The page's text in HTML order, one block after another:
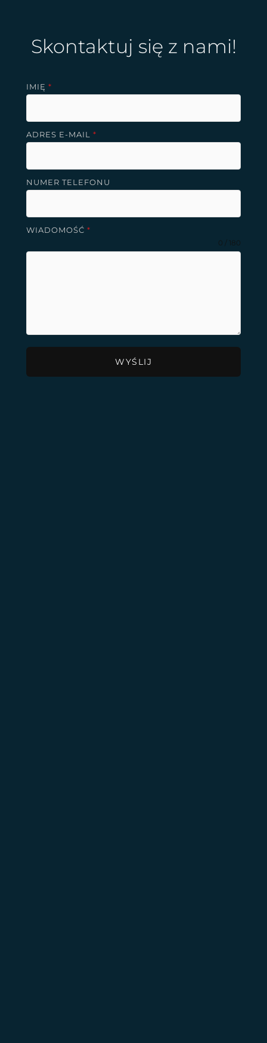
Skontaktuj się z nami!
IMIĘ *
ADRES E-MAIL *
NUMER TELEFONU
WIADOMOŚĆ *
0 / 180
WYŚLIJ